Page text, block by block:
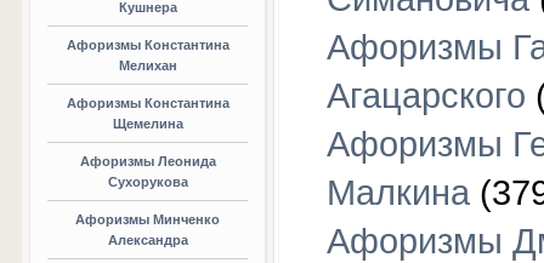
Кушнера
Афоризмы Константина
Мелихан
Афоризмы Константина
Щемелина
Афоризмы Леонида
Сухорукова
Афоризмы Минченко
Александра
Афоризмы
Агацарского
Афоризмы
Малкина
Афоризмы